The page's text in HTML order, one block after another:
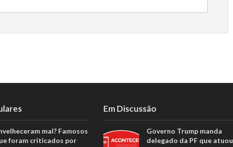
mal? Famosos
foram criticados por
Em Discussão
Governo Trump manda
delegado da PF que atuou